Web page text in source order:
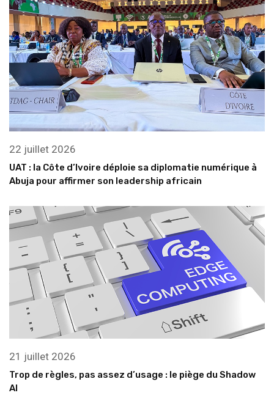
22 juillet 2026
UAT : la Côte d’Ivoire déploie sa diplomatie numérique à
Abuja pour affirmer son leadership africain
21 juillet 2026
Trop de règles, pas assez d’usage : le piège du Shadow
AI